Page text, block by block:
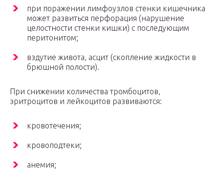
при поражении лимфоузлов стенки кишечника
может развиться перфорация (нарушение
целостности стенки кишки) с последующим
перитонитом;
вздутие живота, асцит (скопление жидкости в
брюшной полости).
При снижении количества тромбоцитов,
эритроцитов и лейкоцитов развиваются:
кровотечения;
кровоподтеки;
анемия;